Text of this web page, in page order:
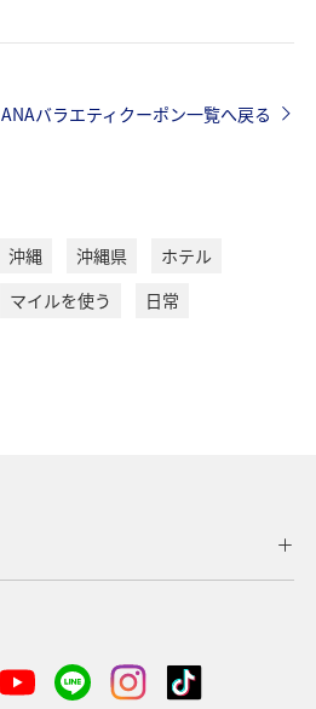
ANAバラエティクーポン一覧へ戻る
沖縄 沖縄県
ホテル
マイルを使う
日常